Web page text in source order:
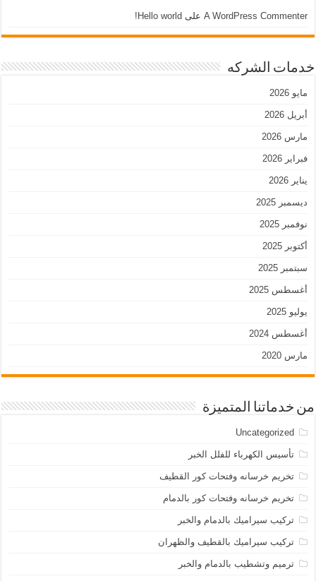
A WordPress Commenter على Hello world!
خدمات الشركه
مايو 2026
أبريل 2026
مارس 2026
فبراير 2026
يناير 2026
ديسمبر 2025
نوفمبر 2025
أكتوبر 2025
سبتمبر 2025
أغسطس 2025
يوليو 2025
أغسطس 2024
مارس 2020
من خدماتنا المتميزة
Uncategorized
تأسيس الكهرباء للفلل الخبر
تخريم خرسانه وفتحات كور القطيف
تخريم خرسانه وفتحات كور بالدمام
تركيب سيراميك بالدمام والخبر
تركيب سيراميك بالقطيف والظهران
ترميم وتشطيب بالدمام والخبر